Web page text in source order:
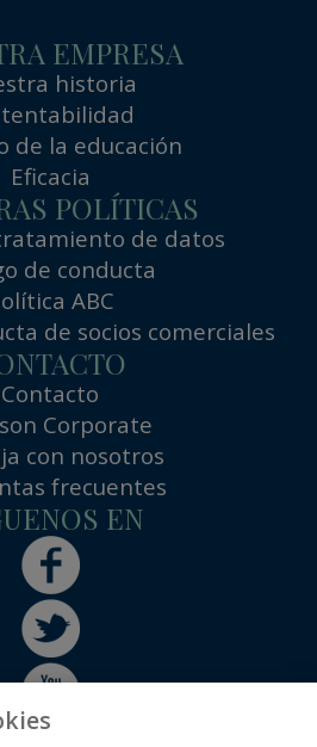
EMPRESA
historia
de la educación
Eficacia
POLÍTICAS
de datos
de conducta
ABC
de socios comerciales
Contacto
Corporate
con nosotros
frecuentes
EN